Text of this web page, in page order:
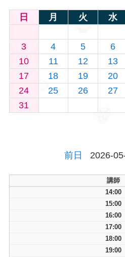
日 月 火 水
3
4 5 6
10
11 12 13
17
18 19 20
24
25 26 27
31
前日 2026-
講師
14:00
15:00
16:00
17:00
18:00
19:00